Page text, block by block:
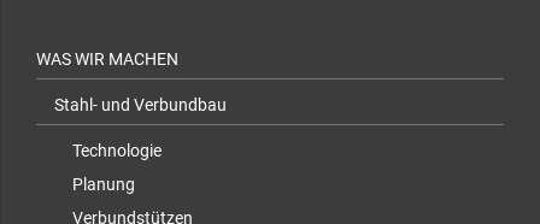
WAS WIR MACHEN
Stahl- und Verbundbau
Technologie
Planung
Verbundstützen